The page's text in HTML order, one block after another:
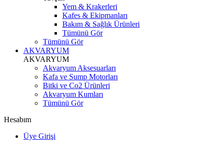
Yem & Krakerleri
Kafes & Ekipmanları
Bakım & Sağlık Ürünleri
Tümünü Gör
Tümünü Gör
AKVARYUM
AKVARYUM
Akvaryum Aksesuarları
Kafa ve Sump Motorları
Bitki ve Co2 Ürünleri
Akvaryum Kumları
Tümünü Gör
Hesabım
Üye Girişi